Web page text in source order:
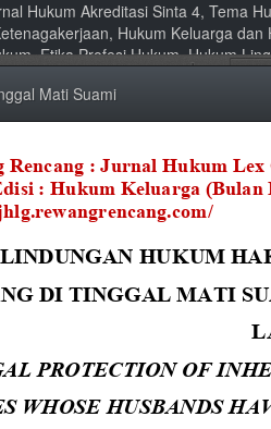
Hukum Akreditasi Sinta 4, Tema
Hukum Keluarga
Etika Profesi Hukum, Hukum
Mati Suami